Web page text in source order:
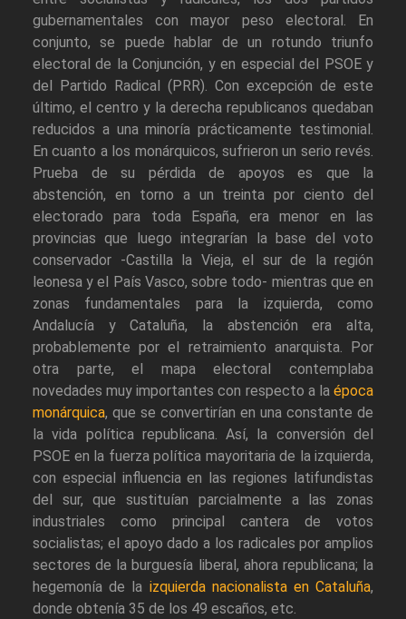
gubernamentales con mayor peso electoral. En
conjunto, se puede hablar de un rotundo triunfo
electoral de la Conjunción, y en especial del PSOE y
del Partido Radical (PRR). Con excepción de este
último, el centro y la derecha republicanos quedaban
reducidos a una minoría prácticamente testimonial.
En cuanto a los monárquicos, sufrieron un serio revés.
Prueba de su pérdida de apoyos es que la
abstención, en torno a un treinta por ciento del
electorado para toda España, era menor en las
provincias que luego integrarían la base del voto
conservador -Castilla la Vieja, el sur de la región
leonesa y el País Vasco, sobre todo- mientras que en
zonas fundamentales para la izquierda, como
Andalucía y Cataluña, la abstención era alta,
probablemente por el retraimiento anarquista. Por
otra parte, el mapa electoral contemplaba
novedades muy importantes con respecto a la época
monárquica, que se convertirían en una constante de
la vida política republicana. Así, la conversión del
PSOE en la fuerza política mayoritaria de la izquierda,
con especial influencia en las regiones latifundistas
del sur, que sustituían parcialmente a las zonas
industriales como principal cantera de votos
socialistas; el apoyo dado a los radicales por amplios
sectores de la burguesía liberal, ahora republicana; la
hegemonía de la izquierda nacionalista en Cataluña,
donde obtenía 35 de los 49 escaños, etc.